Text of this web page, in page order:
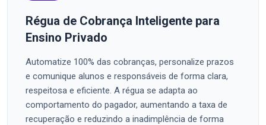
Régua de Cobrança Inteligente para
Ensino Privado
Automatize 100% das cobranças, personalize prazos
e comunique alunos e responsáveis de forma clara,
respeitosa e eficiente. A régua se adapta ao
comportamento do pagador, aumentando a taxa de
recuperação e reduzindo a inadimplência de forma